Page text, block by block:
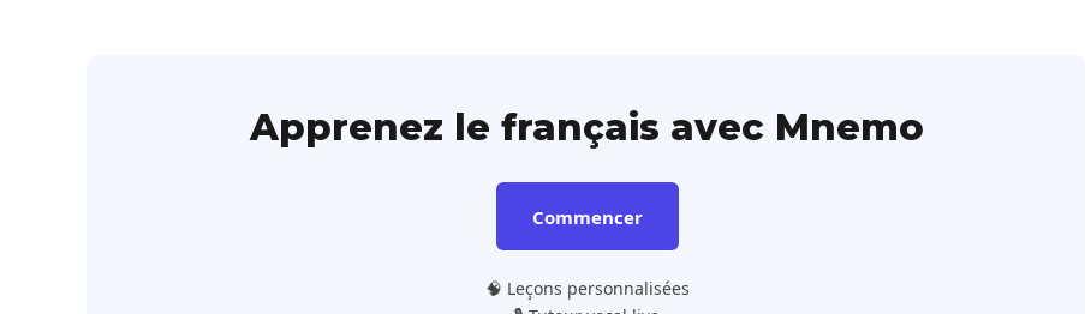
Apprenez le français avec Mnemo
Commencer
🧠 Leçons personnalisées